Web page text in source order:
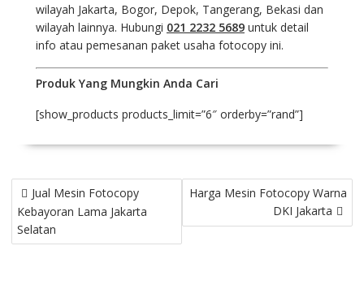
wilayah Jakarta, Bogor, Depok, Tangerang, Bekasi dan
wilayah lainnya. Hubungi 021 2232 5689untuk detail
info atau pemesanan paket usaha fotocopy ini.
Produk Yang Mungkin Anda Cari
[show_products products_limit=”6″ orderby=”rand”]
Jual Mesin Fotocopy
Kebayoran Lama Jakarta
Selatan
Harga Mesin Fotocopy Warna
DKI Jakarta